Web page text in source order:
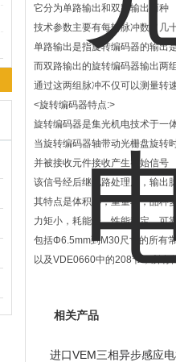
它分为单路输出和双路输出两种
技术参数主要有每转脉冲数（几
单路输出是指旋转编码器的输出
而双路输出的旋转编码器输出两
通过这两组脉冲不仅可以测量转
<旋转编码器特点:>
旋转编码器是集光机电技术于一
当旋转编码器轴带动光栅盘旋转
并被接收元件接收产生初始信号
该信号经后继电路处理后，输出
其特点是体积小，重量轻，品种
力矩小，耗能低，性能稳定，可
包括Φ6.5mm到M30尺寸的所有
以及VDE0660中的208节，所有
相关产品
进口VEM三相异步感应